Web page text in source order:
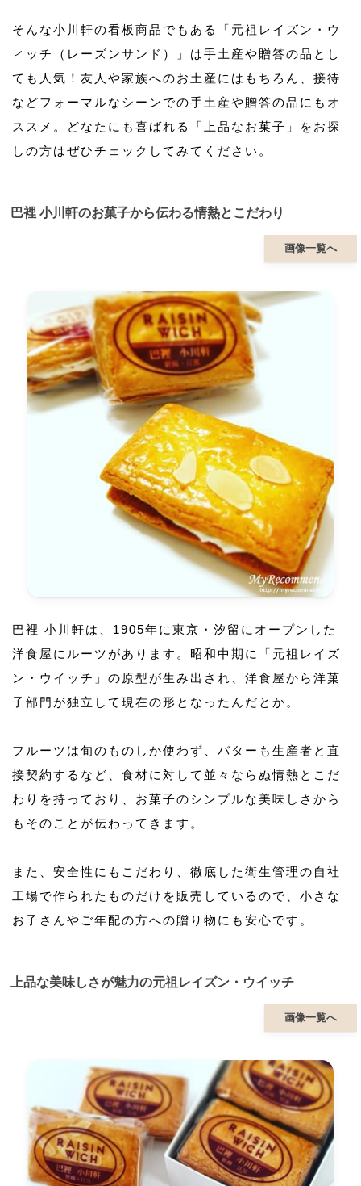
そんな小川軒の看板商品でもある「元祖レイズン・ウ
ィッチ（レーズンサンド）」は手土産や贈答の品とし
ても人気！友人や家族へのお土産にはもちろん、接待
などフォーマルなシーンでの手土産や贈答の品にもオ
ススメ。どなたにも喜ばれる「上品なお菓子」をお探
しの方はぜひチェックしてみてください。
巴裡 小川軒のお菓子から伝わる情熱とこだわり
画像一覧へ
巴裡 小川軒は、1905年に東京・汐留にオープンした
洋食屋にルーツがあります。昭和中期に「元祖レイズ
ン・ウイッチ」の原型が生み出され、洋食屋から洋菓
子部門が独立して現在の形となったんだとか。
フルーツは旬のものしか使わず、バターも生産者と直
接契約するなど、食材に対して並々ならぬ情熱とこだ
わりを持っており、お菓子のシンプルな美味しさから
もそのことが伝わってきます。
また、安全性にもこだわり、徹底した衛生管理の自社
工場で作られたものだけを販売しているので、小さな
お子さんやご年配の方への贈り物にも安心です。
上品な美味しさが魅力の元祖レイズン・ウイッチ
画像一覧へ